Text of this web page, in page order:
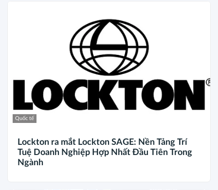
Quốc tế
Lockton ra mắt Lockton SAGE: Nền Tảng Trí
Tuệ Doanh Nghiệp Hợp Nhất Đầu Tiên Trong
Ngành